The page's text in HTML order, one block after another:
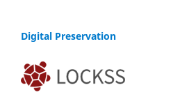
Digital Preservation